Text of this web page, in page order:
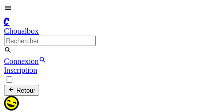
C
Choualbox
Connexion
Inscription
Retour